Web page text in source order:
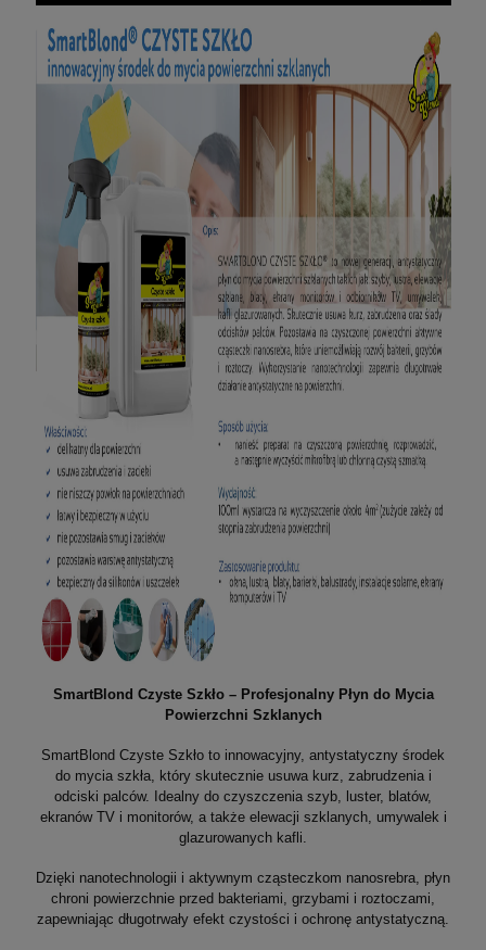
SmartBlond Czyste Szkło – Profesjonalny Płyn do Mycia
Powierzchni Szklanych
SmartBlond Czyste Szkło to innowacyjny, antystatyczny środek
do mycia szkła, który skutecznie usuwa kurz, zabrudzenia i
odciski palców. Idealny do czyszczenia szyb, luster, blatów,
ekranów TV i monitorów, a także elewacji szklanych, umywalek i
glazurowanych kafli.
Dzięki nanotechnologii i aktywnym cząsteczkom nanosrebra, płyn
chroni powierzchnie przed bakteriami, grzybami i roztoczami,
zapewniając długotrwały efekt czystości i ochronę antystatyczną.